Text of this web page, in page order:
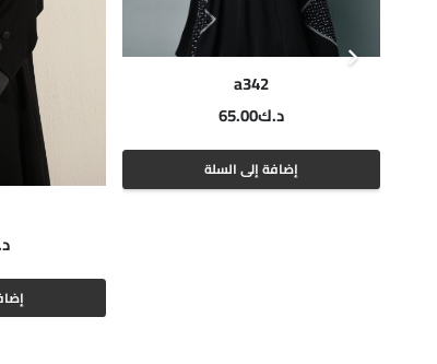
a342
د.ك65.00
إضافة إلى السلة